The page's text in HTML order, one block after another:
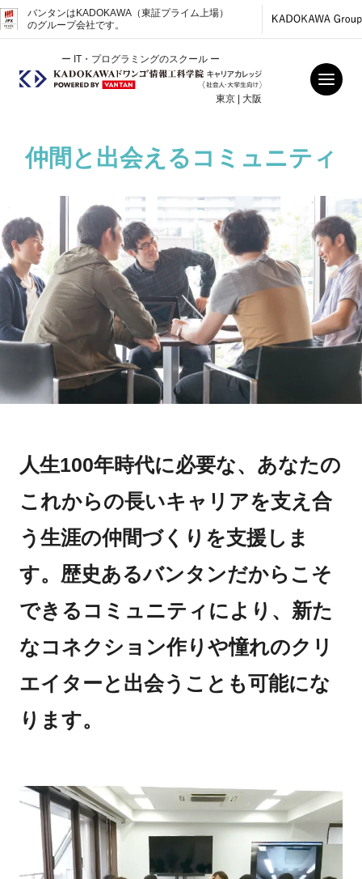
バンタンはKADOKAWA（東証プライム上場）
のグループ会社です。
ー IT・プログラミングのスクール ー
東京 | 大阪
仲間と出会えるコミュニティ
人生100年時代に必要な、あなたの
これからの長いキャリアを支え合
う生涯の仲間づくりを支援しま
す。歴史あるバンタンだからこそ
できるコミュニティにより、新た
なコネクション作りや憧れのクリ
エイターと出会うことも可能にな
ります。